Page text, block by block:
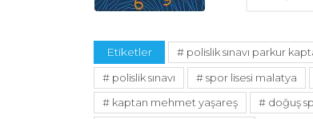
Etiketler # polislik sınavı parkur
# polislik sınavı
# spor lisesi malatya
# kaptan mehmet yaşareş
# doğuş